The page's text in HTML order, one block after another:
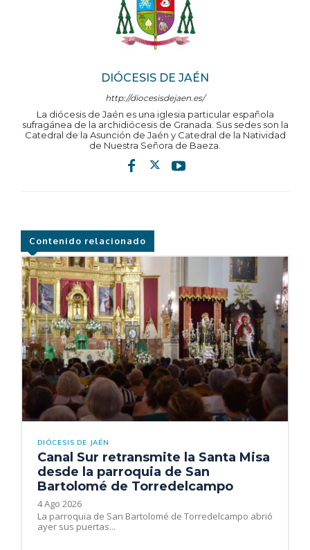
DIÓCESIS DE JAÉN
http://diocesisdejaen.es/
La diócesis de Jaén es una iglesia particular española
sufragánea de la archidiócesis de Granada. Sus sedes son la
Catedral de la Asunción de Jaén y Catedral de la Natividad
de Nuestra Señora de Baeza.
Contenido relacionado
DIÓCESIS DE JAÉN
Canal Sur retransmite la Santa Misa
desde la parroquia de San
Bartolomé de Torredelcampo
4 Ago 2026
La parroquia de San Bartolomé de Torredelcampo abrió
ayer sus puertas...